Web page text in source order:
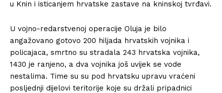
u Knin i isticanjem hrvatske zastave na kninskoj tvrđavi.
U vojno-redarstvenoj operacije Oluja je bilo
angažovano gotovo 200 hiljada hrvatskih vojnika i
policajaca, smrtno su stradala 243 hrvatska vojnika,
1430 je ranjeno, a dva vojnika još uvijek se vode
nestalima. Time su su pod hrvatsku upravu vraćeni
posljednji dijelovi teritorije koje su držali pripadnici